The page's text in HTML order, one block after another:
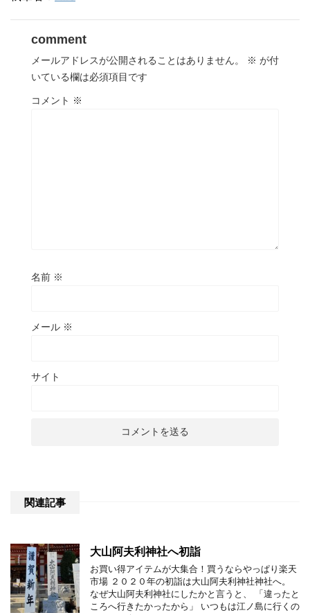
comment
メールアドレスが公開されることはありません。 ※ が付
いている欄は必須項目です
コメント ※
名前 ※
メール ※
サイト
関連記事
大山阿夫利神社へ初詣
お買い得アイテムが大集合！買うならやっぱり楽天
市場 ２０２０年の初詣は大山阿夫利神社神社へ。
なぜ大山阿夫利神社にしたかと言うと、 「違ったと
ころへ行きたかったから」 いつもは江ノ島に行くの